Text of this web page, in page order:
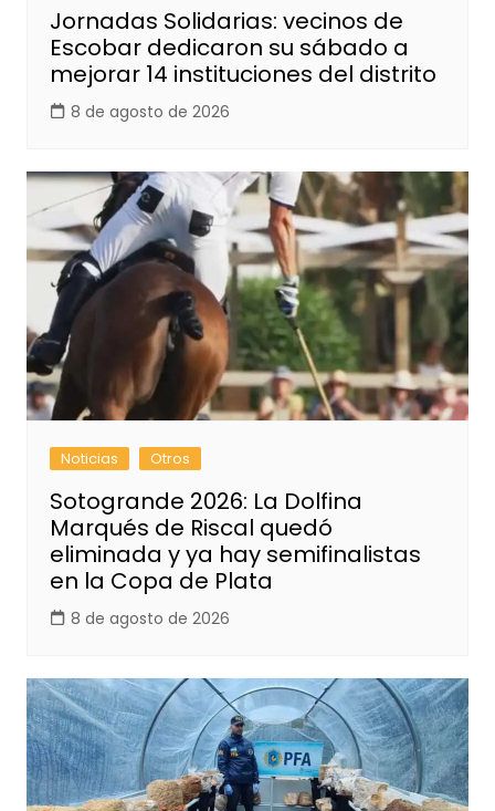
Jornadas Solidarias: vecinos de
Escobar dedicaron su sábado a
mejorar 14 instituciones del distrito
8 de agosto de 2026
Noticias Otros
Sotogrande 2026: La Dolfina
Marqués de Riscal quedó
eliminada y ya hay semifinalistas
en la Copa de Plata
8 de agosto de 2026